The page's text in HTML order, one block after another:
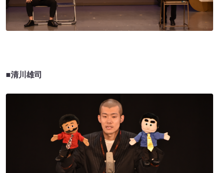
■清川雄司